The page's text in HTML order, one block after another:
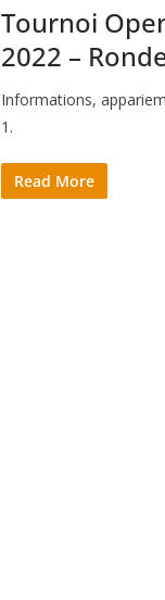
Tournoi
2022 –
Informations,
1.
Read More